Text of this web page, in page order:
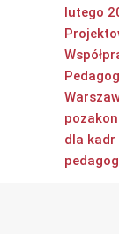
lutego
dla